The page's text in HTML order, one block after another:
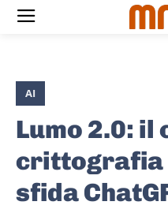
AI
Lumo 2.0: il
crittografia
sfida